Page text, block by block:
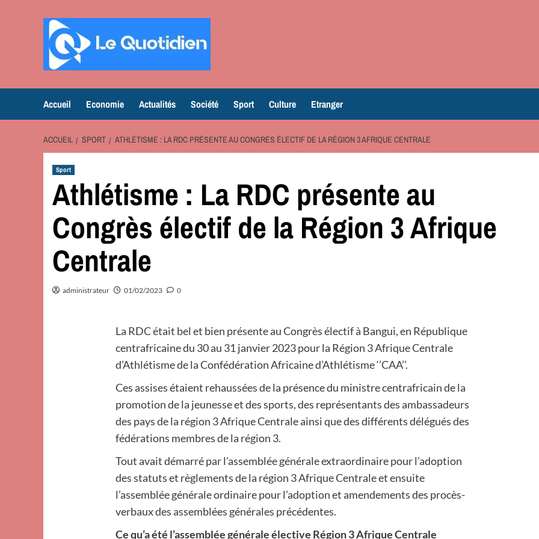
Accueil Economie Actualités Société Sport Culture Etranger
ACCUEIL SPORT ATHLÉTISME : LA RDC PRÉSENTE AU CONGRÈS ÉLECTIF DE LA RÉGION 3 AFRIQUE CENTRALE
Sport
Athlétisme : La RDC présente au
Congrès électif de la Région 3 Afrique
Centrale
administrateur 01/02/2023 0
La RDC était bel et bien présente au Congrès électif à Bangui, en République
centrafricaine du 30 au 31 janvier 2023 pour la Région 3 Afrique Centrale
d’Athlétisme de la Confédération Africaine d’Athlétisme ‘’CAA’’.
Ces assises étaient rehaussées de la présence du ministre centrafricain de la
promotion de la jeunesse et des sports, des représentants des ambassadeurs
des pays de la région 3 Afrique Centrale ainsi que des différents délégués des
fédérations membres de la région 3.
Tout avait démarré par l’assemblée générale extraordinaire pour l’adoption
des statuts et règlements de la région 3 Afrique Centrale et ensuite
l’assemblée générale ordinaire pour l’adoption et amendements des procès-
verbaux des assemblées générales précédentes.
Ce qu’a été l’assemblée générale élective Région 3 Afrique Centrale